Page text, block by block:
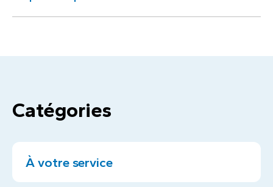
Catégories
À votre service